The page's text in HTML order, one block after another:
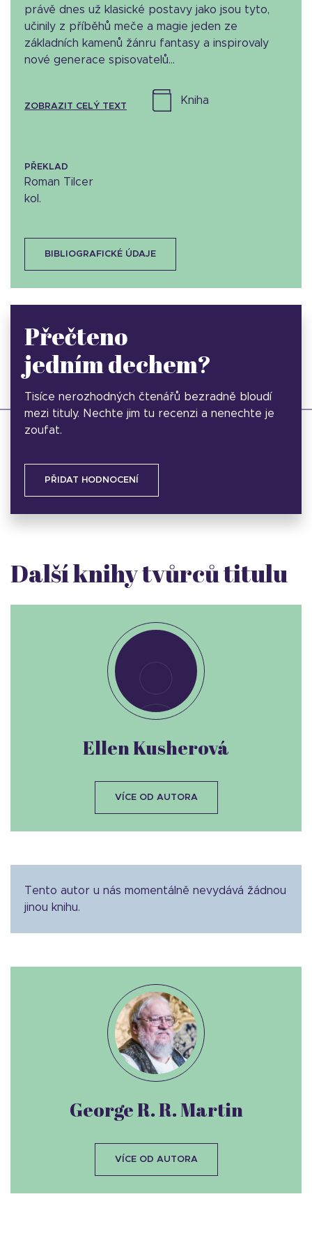
právě dnes už klasické postavy jako jsou tyto,
učinily z příběhů meče a magie jeden ze
základních kamenů žánru fantasy a inspirovaly
nové generace spisovatelů...
ZOBRAZIT CELÝ TEXT
kniha
PŘEKLAD
Roman Tilcer
kol.
BIBLIOGRAFICKÉ ÚDAJE
Přečteno
jedním dechem?
Tisíce nerozhodných čtenářů bezradně bloudí
mezi tituly. Nechte jim tu recenzi a nenechte je
zoufat.
PŘIDAT HODNOCENÍ
Další knihy tvůrců titulu
Tento autor u nás momentálně nevydává žádnou
jinou knihu.
Ellen Kusherová
VÍCE OD AUTORA
George R. R. Martin
VÍCE OD AUTORA